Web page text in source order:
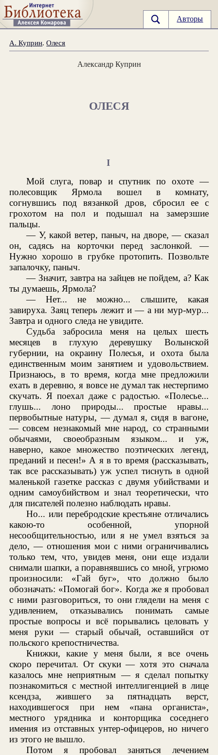
Авторы
А. Куприн.Олеся
Александр Куприн
ОЛЕСЯ
I
Мой слуга, повар и спутник по охоте —
полесовщик Ярмола вошел в комнату,
согнувшись под вязанкой дров, сбросил ее с
грохотом на пол и подышал на замерзшие
пальцы.
— У, какой ветер, паныч, на дворе, — сказал
он, садясь на корточки перед заслонкой. —
Нужно хорошо в грубке протопить. Позвольте
запалочку, паныч.
— Значит, завтра на зайцев не пойдем, а? Как
ты думаешь, Ярмола?
— Нет... не можно... слышите, какая
завируха. Заяц теперь лежит и — а ни мур-мур...
Завтра и одного следа не увидите.
Судьба забросила меня на целых шесть
месяцев в глухую деревушку Волынской
губернии, на окраину Полесья, и охота была
единственным моим занятием и удовольствием.
Признаюсь, в то время, когда мне предложили
ехать в деревню, я вовсе не думал так нестерпимо
скучать. Я поехал даже с радостью. «Полесье...
глушь... лоно природы... простые нравы...
первобытные натуры, — думал я, сидя в вагоне,
— совсем незнакомый мне народ, со странными
обычаями, своеобразным языком... и уж,
наверно, какое множество поэтических легенд,
преданий и песен!» А я в то время (рассказывать,
так все рассказывать) уж успел тиснуть в одной
маленькой газетке рассказ с двумя убийствами и
одним самоубийством и знал теоретически, что
для писателей полезно наблюдать нравы.
Но... или перебродские крестьяне отличались
какою-то особенной, упорной
несообщительностью, или я не умел взяться за
дело, — отношения мои с ними ограничивались
только тем, что, увидев меня, они еще издали
снимали шапки, а поравнявшись со мной, угрюмо
произносили: «Гай буг», что должно было
обозначать: «Помогай бог». Когда же я пробовал
с ними разговориться, то они глядели на меня с
удивлением, отказывались понимать самые
простые вопросы и всё порывались целовать у
меня руки — старый обычай, оставшийся от
польского крепостничества.
Книжки, какие у меня были, я все очень
скоро перечитал. От скуки — хотя это сначала
казалось мне неприятным — я сделал попытку
познакомиться с местной интеллигенцией в лице
ксендза, жившего за пятнадцать верст,
находившегося при нем «пана органиста»,
местного урядника и конторщика соседнего
имения из отставных унтер-офицеров, но ничего
из этого не вышло.
Потом я пробовал заняться лечением